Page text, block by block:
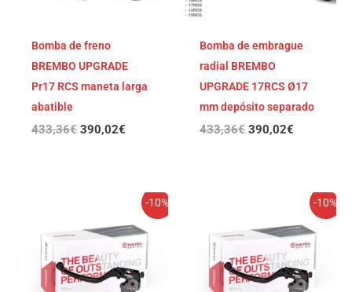
Bomba de freno
BREMBO UPGRADE
Pr17 RCS maneta larga
abatible
433,36€ 390,02€
Bomba de embrague
radial BREMBO
UPGRADE 17RCS Ø17
mm depósito separado
433,36€ 390,02€
-10%
original
433,36€.
precio
actual
es:
390,02€.
-10%
original
433,36€.
precio
actual
es:
390,02€.